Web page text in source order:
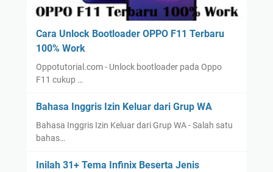
Cara Unlock Bootloader OPPO F11 Terbaru
100% Work
Oppotutorial.com - Unlock bootloader pada Oppo
F11 cukup …
Bahasa Inggris Izin Keluar dari Grup WA
Bahasa Inggris Izin Keluar dari Grup WA - Salah satu
bahas…
Inilah 31+ Tema Infinix Beserta Jenis